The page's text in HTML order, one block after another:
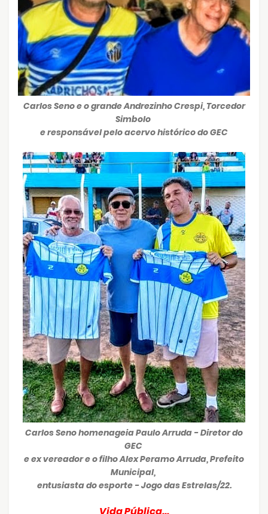
Carlos Seno e o grande Andrezinho Crespi, Torcedor
Simbolo
e responsável pelo acervo histórico do GEC
Carlos Seno homenageia Paulo Arruda - Diretor do
GEC
e ex vereadore o filho Alex Peramo Arruda, Prefeito
Municipal,
entusiasta do esporte - Jogo das Estrelas/22.